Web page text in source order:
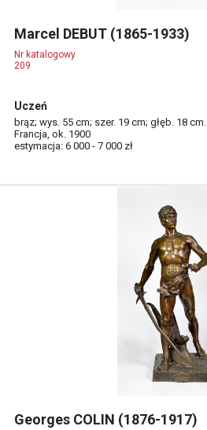
Marcel DEBUT (1865-1933)
Nr katalogowy
209
Uczeń
brąz; wys. 55 cm; szer. 19 cm; głęb. 18 cm.
Francja, ok. 1900
estymacja: 6 000 - 7 000 zł
Georges COLIN (1876-1917)